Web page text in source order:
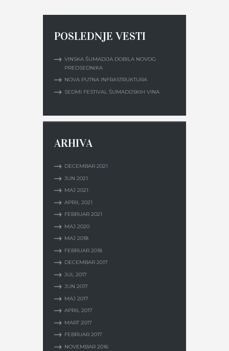
POSLEDNJE VESTI
VINSKA ŠUMADIJA DOBILA NOVOG
PREDSEDNIKA
NOVA PUTNA INFRASTRUKTURA
SEDMI FESTIVAL ŠUMADIJSKIH VINA
ARHIVA
DECEMBAR 2021
JUN 2021
MAJ 2021
APRIL 2021
FEBRUAR 2021
MAJ 2020
MAJ 2018
FEBRUAR 2018
DECEMBAR 2017
JUL 2017
JUN 2017
MAJ 2017
APRIL 2017
MART 2017
FEBRUAR 2017
NOVEMBAR 2016